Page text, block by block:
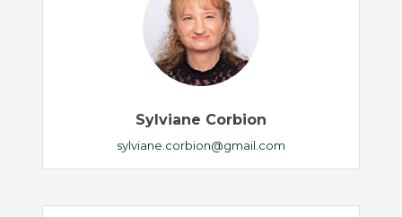
Sylviane Corbion
sylviane.corbion@gmail.com